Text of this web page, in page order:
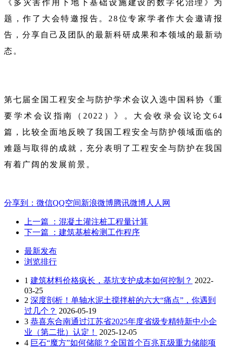
《多灾害作用下地下基础设施建设的数字化治理》为
题，作了大会特邀报告。28位专家学者作大会邀请报
告，分享自己及团队的最新科研成果和本领域的最新动
态。
第七届全国工程安全与防护学术会议入选中国科协《重
要学术会议指南（2022）》。大会收录会议论文64
篇，比较全面地反映了我国工程安全与防护领域面临的
难题与取得的成就，充分表明了工程安全与防护在我国
有着广阔的发展前景。
分享到： 微信QQ空间新浪微博腾讯微博人人网
上一篇
：混凝土灌注桩工程量计算
下一篇
：建筑基桩检测工作程序
最新发布
浏览排行
1 建筑材料价格疯长，基坑支护成本如何控制？ 2022-
03-25
2 深度剖析！单轴水泥土搅拌桩的六大“痛点”，你遇到
过几个？ 2026-05-19
3 恭喜东合南通过江苏省2025年度省级专精特新中小企
业（第二批）认定！
2025-12-05
4 巨石“魔方”如何储能？全国首个百兆瓦级重力储能项